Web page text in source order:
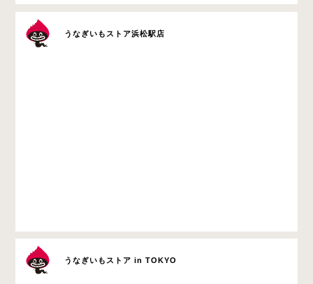
うなぎいもストア浜松駅店
うなぎいもストア in TOKYO